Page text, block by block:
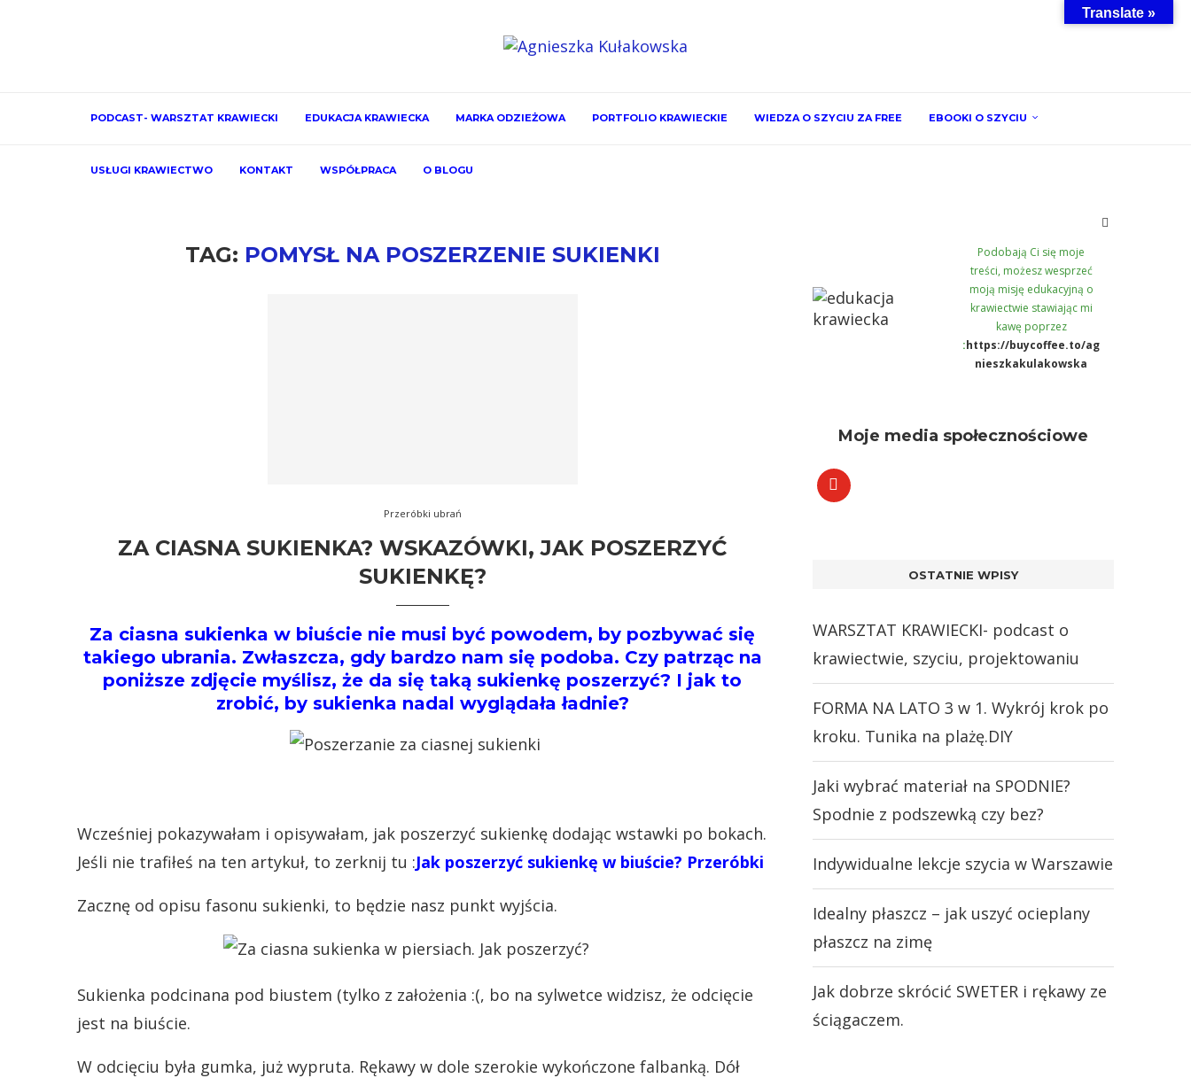
PODCAST- WARSZTAT KRAWIECKI EDUKACJA KRAWIECKA MARKA ODZIEŻOWA PORTFOLIO KRAWIECKIE WIEDZA O SZYCIU ZA FREE EBOOKI O SZYCIU
USŁUGI KRAWIECTWO KONTAKT WSPÓŁPRACA O BLOGU
TAG: POMYSŁ NA POSZERZENIE SUKIENKI
Przeróbki ubrań
ZA CIASNA SUKIENKA? WSKAZÓWKI, JAK POSZERZYĆ
SUKIENKĘ?
Za ciasna sukienka w biuście nie musi być powodem, by pozbywać się
takiego ubrania. Zwłaszcza, gdy bardzo nam się podoba. Czy patrząc na
poniższe zdjęcie myślisz, że da się taką sukienkę poszerzyć? I jak to
zrobić, by sukienka nadal wyglądała ładnie?
Wcześniej pokazywałam i opisywałam, jak poszerzyć sukienkę dodając wstawki po bokach.
Jeśli nie trafiłeś na ten artykuł, to zerknij tu :Jak poszerzyć sukienkę w biuście? Przeróbki
Zacznę od opisu fasonu sukienki, to będzie nasz punkt wyjścia.
Sukienka podcinana pod biustem (tylko z założenia :(, bo na sylwetce widzisz, że odcięcie
jest na biuście.
W odcięciu była gumka, już wypruta. Rękawy w dole szerokie wykończone falbanką. Dół
Podobają Ci się moje
treści, możesz wesprzeć
moją misję edukacyjną o
krawiectwie stawiając mi
kawę poprzez
:https://buycoffee.to/ag
nieszkakulakowska
Moje media społecznościowe
OSTATNIE WPISY
WARSZTAT KRAWIECKI- podcast o
krawiectwie, szyciu, projektowaniu
FORMA NA LATO 3 w 1. Wykrój krok po
kroku. Tunika na plażę.DIY
Jaki wybrać materiał na SPODNIE?
Spodnie z podszewką czy bez?
Indywidualne lekcje szycia w Warszawie
Idealny płaszcz – jak uszyć ocieplany
płaszcz na zimę
Jak dobrze skrócić SWETER i rękawy ze
ściągaczem.
Translate »